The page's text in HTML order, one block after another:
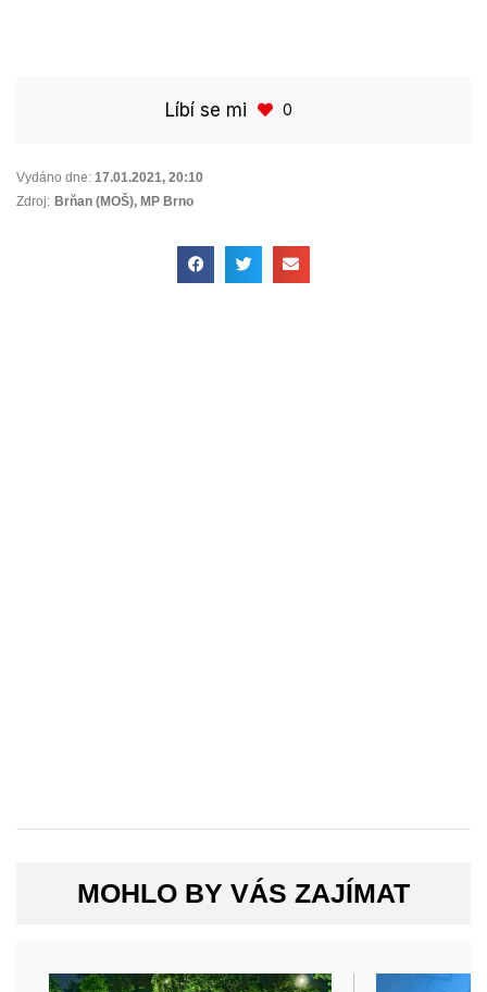
Líbí se mi 0
Vydáno dne: 17.01.2021, 20:10
Zdroj: Brňan (MOŠ), MP Brno
MOHLO BY VÁS ZAJÍMAT